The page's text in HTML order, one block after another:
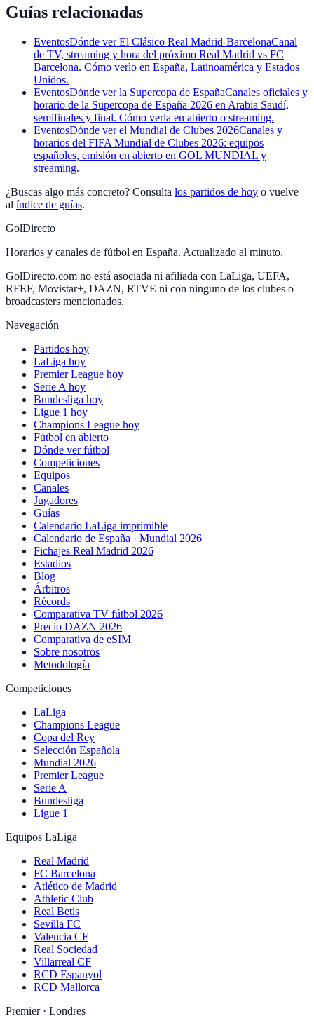
Guías relacionadas
EventosDónde ver El Clásico Real Madrid-BarcelonaCanal
de TV, streaming y hora del próximo Real Madrid vs FC
Barcelona. Cómo verlo en España, Latinoamérica y Estados
Unidos.
EventosDónde ver la Supercopa de EspañaCanales oficiales y
horario de la Supercopa de España 2026 en Arabia Saudí,
semifinales y final. Cómo verla en abierto o streaming.
EventosDónde ver el Mundial de Clubes 2026Canales y
horarios del FIFA Mundial de Clubes 2026: equipos
españoles, emisión en abierto en GOL MUNDIAL y
streaming.
¿Buscas algo más concreto? Consulta los partidos de hoy o vuelve
al índice de guías.
GolDirecto
Horarios y canales de fútbol en España. Actualizado al minuto.
GolDirecto.com no está asociada ni afiliada con LaLiga, UEFA,
RFEF, Movistar+, DAZN, RTVE ni con ninguno de los clubes o
broadcasters mencionados.
Navegación
Partidos hoy
LaLiga hoy
Premier League hoy
Serie A hoy
Bundesliga hoy
Ligue 1 hoy
Champions League hoy
Fútbol en abierto
Dónde ver fútbol
Competiciones
Equipos
Canales
Jugadores
Guías
Calendario LaLiga imprimible
Calendario de España · Mundial 2026
Fichajes Real Madrid 2026
Estadios
Blog
Árbitros
Récords
Comparativa TV fútbol 2026
Precio DAZN 2026
Comparativa de eSIM
Sobre nosotros
Metodología
Competiciones
LaLiga
Champions League
Copa del Rey
Selección Española
Mundial 2026
Premier League
Serie A
Bundesliga
Ligue 1
Equipos LaLiga
Real Madrid
FC Barcelona
Atlético de Madrid
Athletic Club
Real Betis
Sevilla FC
Valencia CF
Real Sociedad
Villarreal CF
RCD Espanyol
RCD Mallorca
Premier · Londres